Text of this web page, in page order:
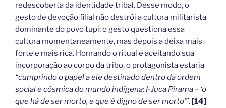
redescoberta da identidade tribal. Desse modo, o
gesto de devoção filial não destrói a cultura militarista
dominante do povo tupi: o gesto questiona essa
cultura momentaneamente, mas depois a deixa mais
forte e mais rica. Honrando o ritual e aceitando sua
incorporação ao corpo da tribo, o protagonista estaria
“cumprindo o papel a ele destinado dentro da ordem
social e cósmica do mundo indígena: I-Juca Pirama – ‘o
que há de ser morto, e que é digno de ser morto’”. [14]